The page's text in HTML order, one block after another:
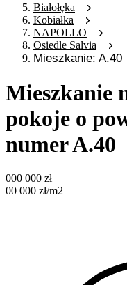
Białołęka
Kobiałka
NAPOLLO
Osiedle Salvia
Mieszkanie: A.40
Mieszkanie
pokoje o
numer A.40
000 000 zł
00 000 zł/m2